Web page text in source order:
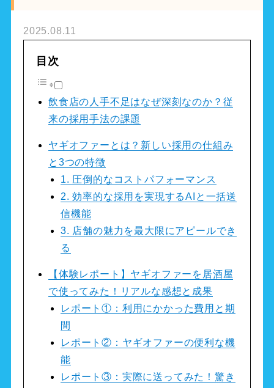
2025.08.11
目次
飲食店の人手不足はなぜ深刻なのか？従
来の採用手法の課題
ヤギオファーとは？新しい採用の仕組み
と3つの特徴
1. 圧倒的なコストパフォーマンス
2. 効率的な採用を実現するAIと一括送
信機能
3. 店舗の魅力を最大限にアピールでき
る
【体験レポート】ヤギオファーを居酒屋
で使ってみた！リアルな感想と成果
レポート①：利用にかかった費用と期
間
レポート②：ヤギオファーの便利な機
能
レポート③：実際に送ってみた！驚き